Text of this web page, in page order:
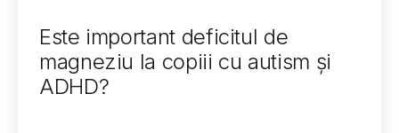
Este important deficitul de
magneziu la copiii cu autism și
ADHD?